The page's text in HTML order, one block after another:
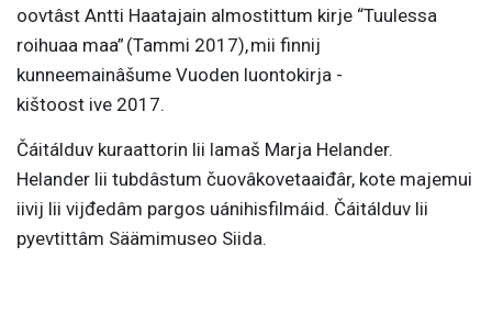
oovtâst Antti Haatajain almostittum kirje “Tuulessa
roihuaa maa” (Tammi 2017),mii finnij
kunneemainâšume Vuoden luontokirja -
kištoost ive 2017.
Čáitálduv kuraattorin lii lamaš Marja Helander.
Helander lii tubdâstum čuovâkovetaaiđâr, kote majemui
iivij lii vijđedâm pargos uánihisfilmáid. Čáitálduv lii
pyevtittâm Säämimuseo Siida.